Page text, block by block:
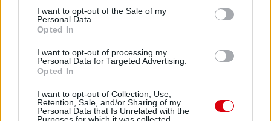
consent section.
I want to opt-out of the Sale of my
Personal Data.
Opted In
I want to opt-out of processing my
Personal Data for Targeted Advertising.
Opted In
I want to opt-out of Collection, Use,
Retention, Sale, and/or Sharing of my
Personal Data that Is Unrelated with the
Purposes for which it was collected.
Meccs Center